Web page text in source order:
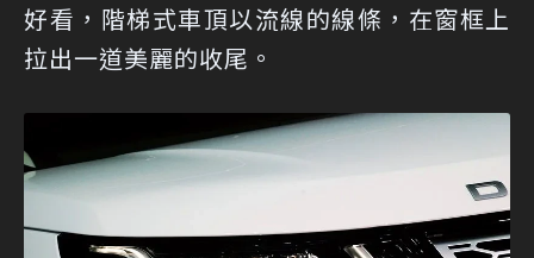
好看，階梯式車頂以流線的線條，在窗框上
拉出一道美麗的收尾。